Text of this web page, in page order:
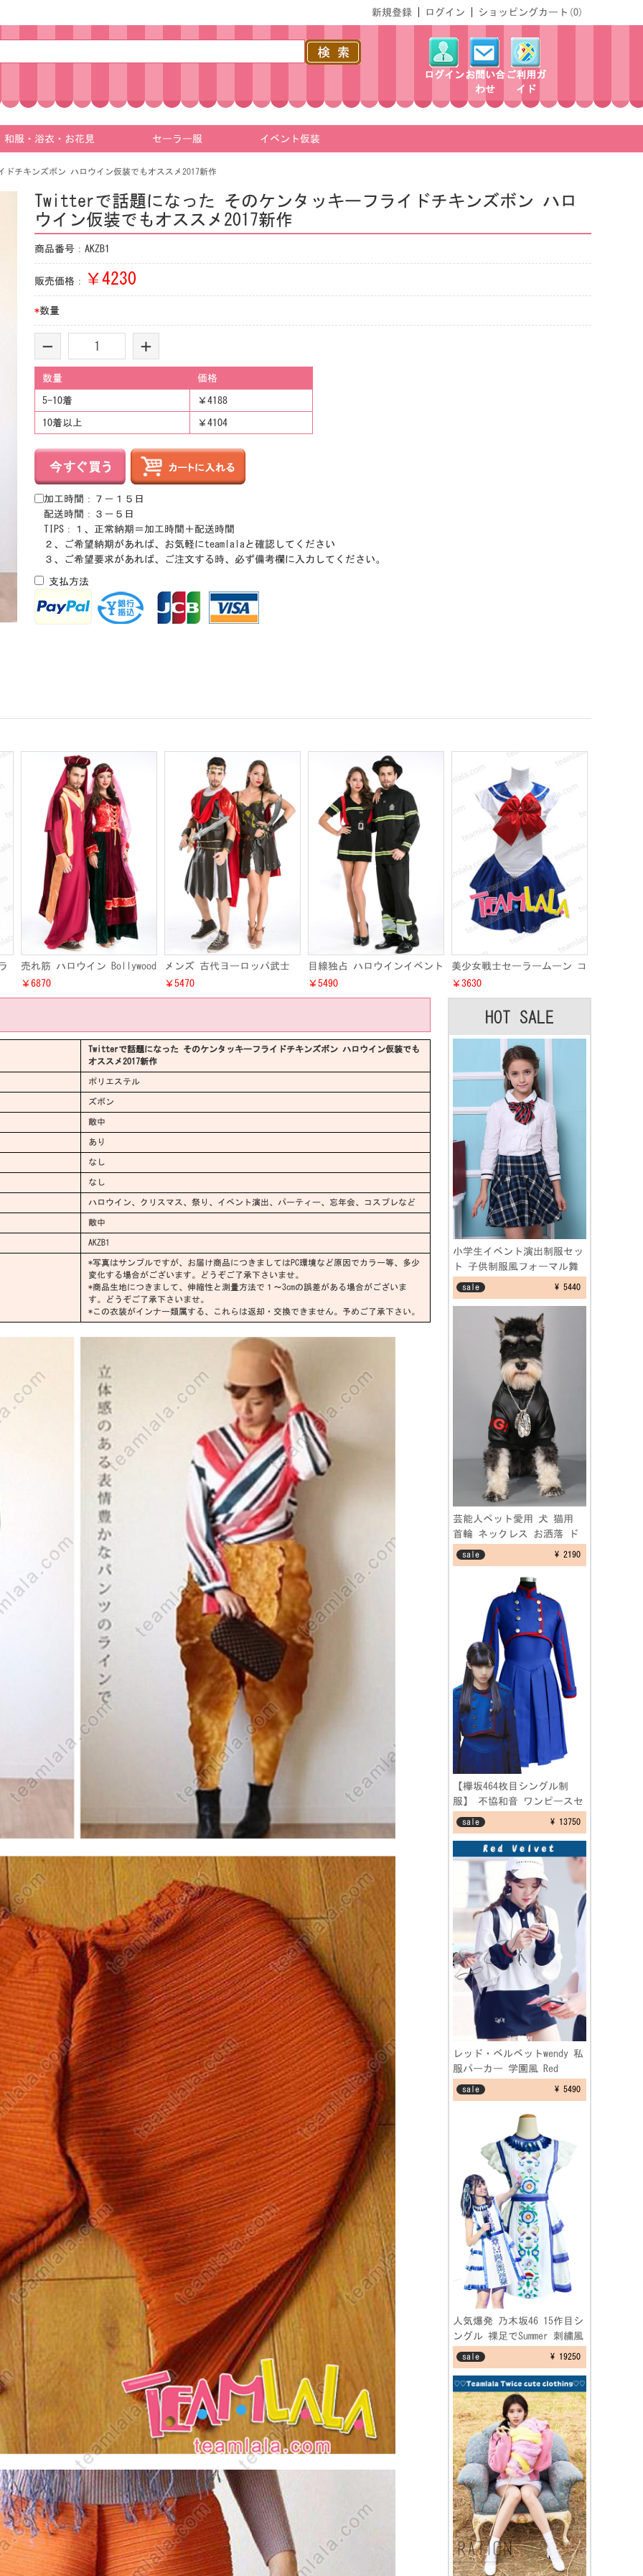
ショッピングカート(0)
ログイン
新規登録
ログインお問い合
わせ
ご利用ガ
イド
和服・浴衣・お花見 セーラー服 イベント仮装
チキンズボン ハロウイン仮装でもオススメ2017新作
Twitterで話題になった そのケンタッキーフライドチキンズボン ハロ
ウイン仮装でもオススメ2017新作
商品番号：AKZB1
販売価格： ￥4230
*数量
- +
数量 価格
5-10着 ￥4188
10着以上 ￥4104
加工時間：７－１５日
配送時間：３－５日
TIPS：１、正常納期＝加工時間＋配送時間
２、ご希望納期があれば、お気軽にteamlalaと確認してください
３、ご希望要求があれば、ご注文する時、必ず備考欄に入力してください。
支払方法
売れ筋 ハロウイン Bollywood
Beautyインド風 男性ダンス仮
装コスプレ衣装 Halloween ラ
￥6870
メンズ 古代ヨーロッパ武士
ハロウイン イベント 仮装衣
装 レディース クリスマスロ
￥5470
目線独占 ハロウインイベント
ペアルック仮装 消防服コスプ
レ衣装 レディース・メンズ消
￥5490
美少女戦士セーラームーン コ
スプレ衣装 七色 ハロウィン
コスチューム 激安 セラムン
￥3630
Twitterで話題になった そのケンタッキーフライドチキンズボン ハロウイン仮装でも
オススメ2017新作
ポリエステル
ズボン
敵中
あり
なし
なし
ハロウイン、クリスマス、祭り、イベント演出、パーティー、忘年会、コスプレなど
敵中
AKZB1
*写真はサンプルですが、お届け商品につきましてはPC環境など原因でカラー等、多少
変化する場合がございます。どうぞご了承下さいませ。
*商品生地につきまして、伸縮性と測量方法で１～3cmの誤差がある場合がございま
す。どうぞご了承下さいませ。
*この衣装がインナー類属する、これらは返却・交換できません。予めご了承下さい。
HOT SALE
小学生イベント演出制服セッ
ト 子供制服風フォーマル舞
台劇 文化祭仮装コスプレ衣
装 学園祭演出服
sale ¥ 5440
芸能人ペット愛用 犬 猫用
首輪 ネックレス お洒落 ド
ッグス フェザーネックレス
アクセサリー
sale ¥ 2190
【欅坂464枚目シングル制
服】 不協和音 ワンピースセ
ット けやき坂 ブルー 制服
コスプレ衣装
sale ¥ 13750
レッド・ベルベットwendy 私
服パーカー 学園風 Red
Velvet ウェンディ 空港ファ
ッション制服 フリーサイズ
sale ¥ 5490
人気爆発 乃木坂46 15作目シ
ングル 裸足でSummer 刺繍風
ワンピースコスプレ衣装
sale ¥ 19250